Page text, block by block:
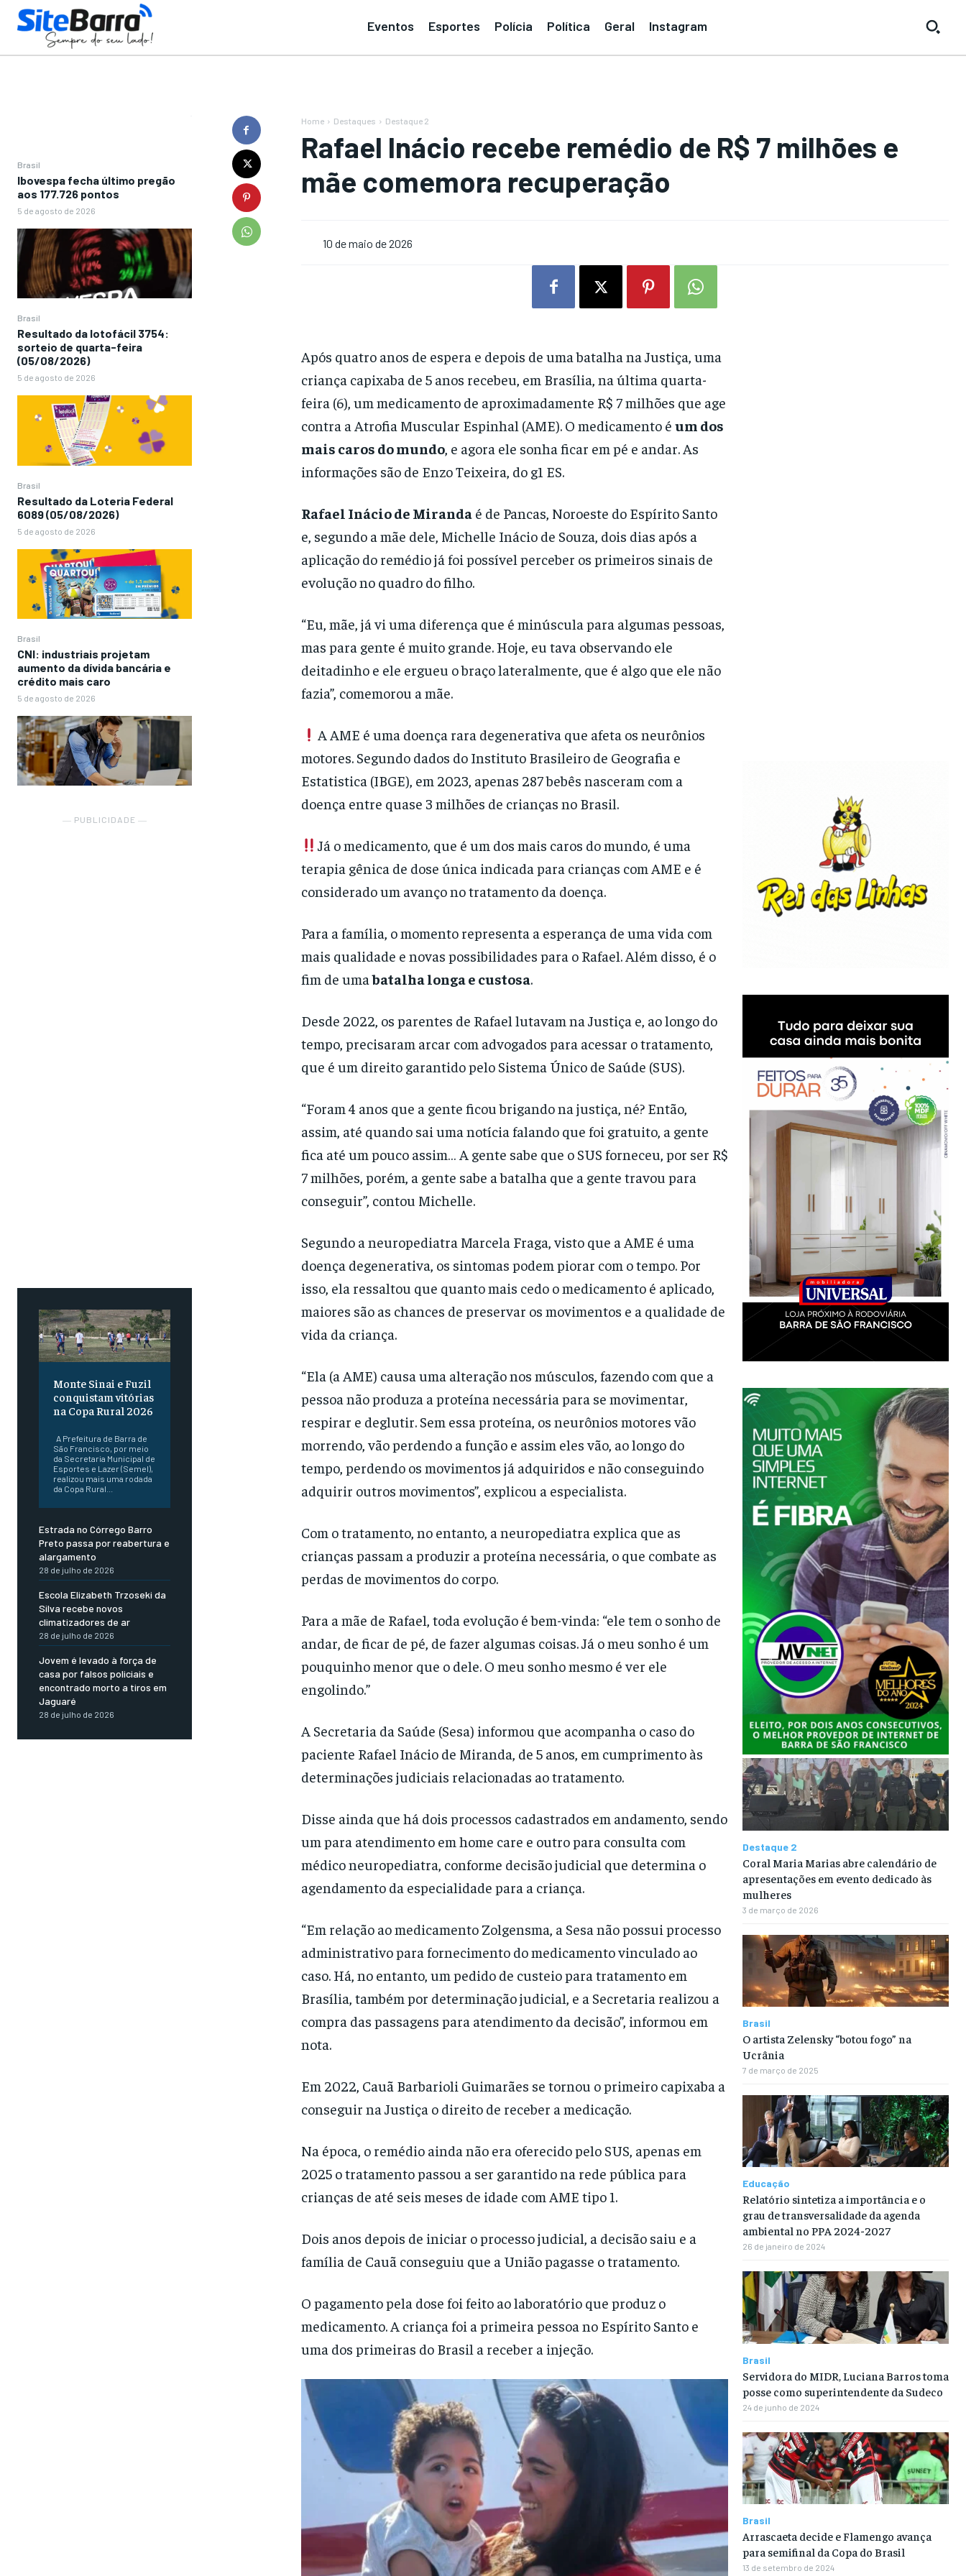
Eventos Esportes Polícia Política Geral Instagram
Brasil
Ibovespa fecha último pregão
aos 177.726 pontos
5 de agosto de 2026
Brasil
Resultado da lotofácil 3754:
sorteio de quarta-feira
(05/08/2026)
5 de agosto de 2026
Brasil
Resultado da Loteria Federal
6089 (05/08/2026)
5 de agosto de 2026
Brasil
CNI: industriais projetam
aumento da dívida bancária e
crédito mais caro
5 de agosto de 2026
― PUBLICIDADE ―
Monte Sinai e Fuzil
conquistam vitórias
na Copa Rural 2026
A Prefeitura de Barra de
São Francisco, por meio
da Secretaria Municipal de
Esportes e Lazer (Semel),
realizou mais uma rodada
da Copa Rural...
Estrada no Córrego Barro
Preto passa por reabertura e
alargamento
28 de julho de 2026
Escola Elizabeth Trzoseki da
Silva recebe novos
climatizadores de ar
28 de julho de 2026
Jovem é levado à força de
casa por falsos policiais e
encontrado morto a tiros em
Jaguaré
28 de julho de 2026
Home Destaques Destaque 2
Rafael Inácio recebe remédio de R$ 7 milhões e
mãe comemora recuperação
10 de maio de 2026
Após quatro anos de espera e depois de uma batalha na Justiça, uma
criança capixaba de 5 anos recebeu, em Brasília, na última quarta-
feira (6), um medicamento de aproximadamente R$ 7 milhões que age
contra a Atrofia Muscular Espinhal (AME).O medicamento é um dos
mais caros do mundo, e agora ele sonha ficar em pé e andar. As
informações são de Enzo Teixeira, do g1 ES.
Rafael Inácio de Mirandaé de Pancas, Noroeste do Espírito Santo
e, segundo a mãe dele, Michelle Inácio de Souza, dois dias após a
aplicação do remédio já foi possível perceber os primeiros sinais de
evolução no quadro do filho.
“Eu, mãe, já vi uma diferença que é minúscula para algumas pessoas,
mas para gente é muito grande. Hoje, eu tava observando ele
deitadinho e ele ergueu o braço lateralmente, que é algo que ele não
fazia”, comemorou a mãe.
A AME é uma doença rara degenerativa que afeta os neurônios
motores. Segundo dados do Instituto Brasileiro de Geografia e
Estatistica (IBGE), em 2023, apenas 287 bebês nasceram com a
doença entre quase 3 milhões de crianças no Brasil.
Já o medicamento, que é um dos mais caros do mundo, é uma
terapia gênica de dose única indicada para crianças com AME e é
considerado um avanço no tratamento da doença.
Para a família, o momento representa a esperança de uma vida com
mais qualidade e novas possibilidades para o Rafael. Além disso, é o
fim de umabatalha longa e custosa.
Desde 2022, os parentes de Rafael lutavam na Justiça e, ao longo do
tempo, precisaram arcar com advogados para acessar o tratamento,
que é um direito garantido pelo Sistema Único de Saúde (SUS).
“Foram 4 anos que a gente ficou brigando na justiça, né? Então,
assim, até quando sai uma notícia falando que foi gratuito, a gente
fica até um pouco assim… A gente sabe que o SUS forneceu, por ser R$
7 milhões, porém, a gente sabe a batalha que a gente travou para
conseguir”, contou Michelle.
Segundo a neuropediatra Marcela Fraga, visto que a AME é uma
doença degenerativa, os sintomas podem piorar com o tempo. Por
isso, ela ressaltou que quanto mais cedo o medicamento é aplicado,
maiores são as chances de preservar os movimentos e a qualidade de
vida da criança.
“Ela (a AME) causa uma alteração nos músculos, fazendo com que a
pessoa não produza a proteína necessária para se movimentar,
respirar e deglutir. Sem essa proteína, os neurônios motores vão
morrendo, vão perdendo a função e assim eles vão, ao longo do
tempo, perdendo os movimentos já adquiridos e não conseguindo
adquirir outros movimentos”, explicou a especialista.
Com o tratamento, no entanto, a neuropediatra explica que as
crianças passam a produzir a proteína necessária, o que combate as
perdas de movimentos do corpo.
Para a mãe de Rafael, toda evolução é bem-vinda: “ele tem o sonho de
andar, de ficar de pé, de fazer algumas coisas. Já o meu sonho é um
pouquinho menor que o dele. O meu sonho mesmo é ver ele
engolindo.”
A Secretaria da Saúde (Sesa) informou que acompanha o caso do
paciente Rafael Inácio de Miranda, de 5 anos, em cumprimento às
determinações judiciais relacionadas ao tratamento.
Disse ainda que há dois processos cadastrados em andamento, sendo
um para atendimento em home care e outro para consulta com
médico neuropediatra, conforme decisão judicial que determina o
agendamento da especialidade para a criança.
“Em relação ao medicamento Zolgensma, a Sesa não possui processo
administrativo para fornecimento do medicamento vinculado ao
caso. Há, no entanto, um pedido de custeio para tratamento em
Brasília, também por determinação judicial, e a Secretaria realizou a
compra das passagens para atendimento da decisão”, informou em
nota.
Em 2022, Cauã Barbarioli Guimarães se tornou o primeiro capixaba a
conseguir na Justiça o direito de receber a medicação.
Na época, o remédio ainda não era oferecido pelo SUS, apenas em
2025 o tratamento passou a ser garantido na rede pública para
crianças de até seis meses de idade com AME tipo 1.
Dois anos depois de iniciar o processo judicial, a decisão saiu e a
família de Cauã conseguiu que a União pagasse o tratamento.
O pagamento pela dose foi feito ao laboratório que produz o
medicamento. A criança foi a primeira pessoa no Espírito Santo e
uma dos primeiras do Brasil a receber a injeção.
Destaque 2
Coral Maria Marias abre calendário de
apresentações em evento dedicado às
mulheres
3 de março de 2026
Brasil
O artista Zelensky “botou fogo” na
Ucrânia
7 de março de 2025
Educação
Relatório sintetiza a importância e o
grau de transversalidade da agenda
ambiental no PPA 2024-2027
26 de janeiro de 2024
Brasil
Servidora do MIDR, Luciana Barros toma
posse como superintendente da Sudeco
24 de junho de 2024
Brasil
Arrascaeta decide e Flamengo avança
para semifinal da Copa do Brasil
13 de setembro de 2024